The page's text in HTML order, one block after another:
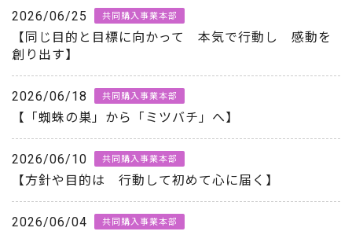
2026/06/25 共同購入事業本部
【同じ目的と目標に向かって 本気で行動し 感動を
創り出す】
2026/06/18 共同購入事業本部
【「蜘蛛の巣」から「ミツバチ」へ】
2026/06/10 共同購入事業本部
【方針や目的は 行動して初めて心に届く】
2026/06/04 共同購入事業本部